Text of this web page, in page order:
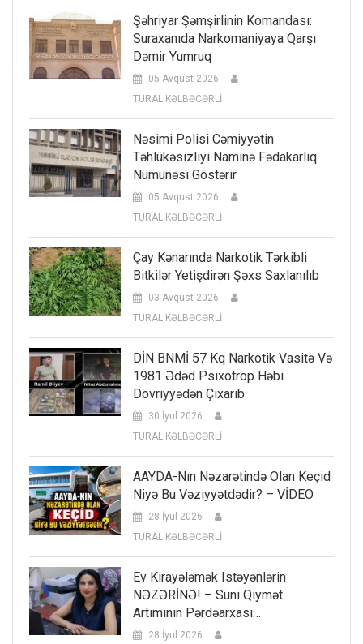
Şəhriyar Şəmşirlinin Komandası:
Suraxanıda Narkomaniyaya Qarşı
Dəmir Yumruq
05 Avqust 2026
TURAL KƏLBƏCƏRLİ
Nəsimi Polisi Cəmiyyətin
Təhlükəsizliyi Naminə Fədakarlıq
Nümunəsi Göstərir
05 Avqust 2026
TURAL KƏLBƏCƏRLİ
Çay Kənarında Narkotik Tərkibli
Bitkilər Yetişdirən Şəxs Saxlanılıb
03 Avqust 2026
TURAL KƏLBƏCƏRLİ
DİN BNMİ 57 Kq Narkotik Vasitə Və
1981 Ədəd Psixotrop Həbi
Dövriyyədən Çıxarıb
30 İyul 2026
TURAL KƏLBƏCƏRLİ
AAYDA-Nın Nəzarətində Olan Keçid
Niyə Bu Vəziyyətdədir? – VİDEO
28 İyul 2026
TURAL KƏLBƏCƏRLİ
Ev Kirayələmək Istəyənlərin
NƏZƏRİNƏ! – Süni Qiymət
Artımının Pərdəarxası…
28 İyul 2026